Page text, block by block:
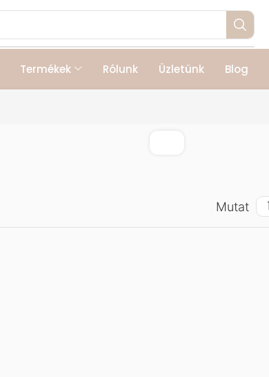
Termékek Rólunk Üzletünk Blog
Mutat